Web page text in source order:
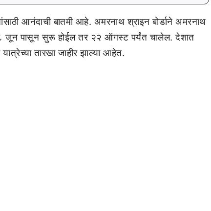
आनंदाची बातमी आहे. अमरनाथ श्राइन बोर्डाने अमरनाथ
जून पासून सुरू होईल तर २२ ऑगस्ट पर्यंत चालेल. देशात
तारखा जाहीर झाल्या आहेत.